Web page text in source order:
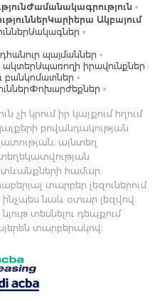
Ժամանակագրություն
Կարիերա Ակբայում
Սակագներ
պայմաններ
ակտերՍպառողի իրավունքներ
բանկոմատներ
Փոխարժեքներ
կրում իր կայքում հղում
բովանդակության
այնտեղ
համար:
տարբեր լեզուներում
նաև օտար լեզվով
տեսնելու դեպքում
տարբերակով։